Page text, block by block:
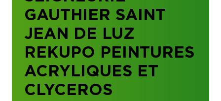
GAUTHIER SAINT
JEAN DE LUZ
REKUPO PEINTURES
ACRYLIQUES ET
CLYCEROS